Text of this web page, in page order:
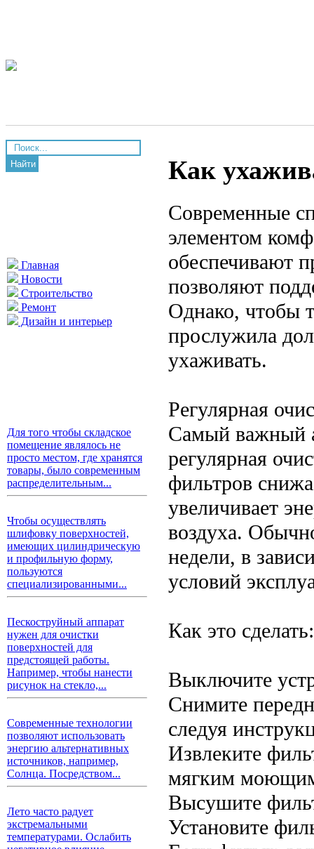
Найти
Главная
Новости
Строительство
Ремонт
Дизайн и интерьер
Для того чтобы складское
помещение являлось не
просто местом, где хранятся
товары, было современным
распределительным...
Чтобы осуществлять
шлифовку поверхностей,
имеющих цилиндрическую
и профильную форму,
пользуются
специализированными...
Пескоструйный аппарат
нужен для очистки
поверхностей для
предстоящей работы.
Например, чтобы нанести
рисунок на стекло,...
Современные технологии
позволяют использовать
энергию альтернативных
источников, например,
Солнца. Посредством...
Лето часто радует
экстремальными
температурами. Ослабить
Как
Современные
элементом
обеспечивают
позволяют
Однако, чтобы
прослужила
ухаживать.
Регулярная
Самый важный
регулярная
фильтров
увеличивает
воздуха.
недели, в
условий
Как это сделать:
Выключите
Снимите
следуя
Извлеките
мягким
Высушите
Установите